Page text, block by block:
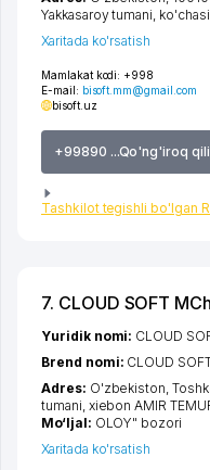
Mamlakat kodi: +998
E-mail: bisoft.mm@gmail.com
bisoft.uz
+99890 ...Qo'ng'iroq
Tashkilot tegishli bo'lgan
Yakkasaroy tumani, ko'chasi
Xaritada ko'rsatish
7. CLOUD SOFT
Yuridik nomi: CLOUD
Brend nomi: CLOUD
Adres: O'zbekiston,
tumani, xiеbon AMIR
Mo‘ljal: OLOY" bozori
Xaritada ko'rsatish